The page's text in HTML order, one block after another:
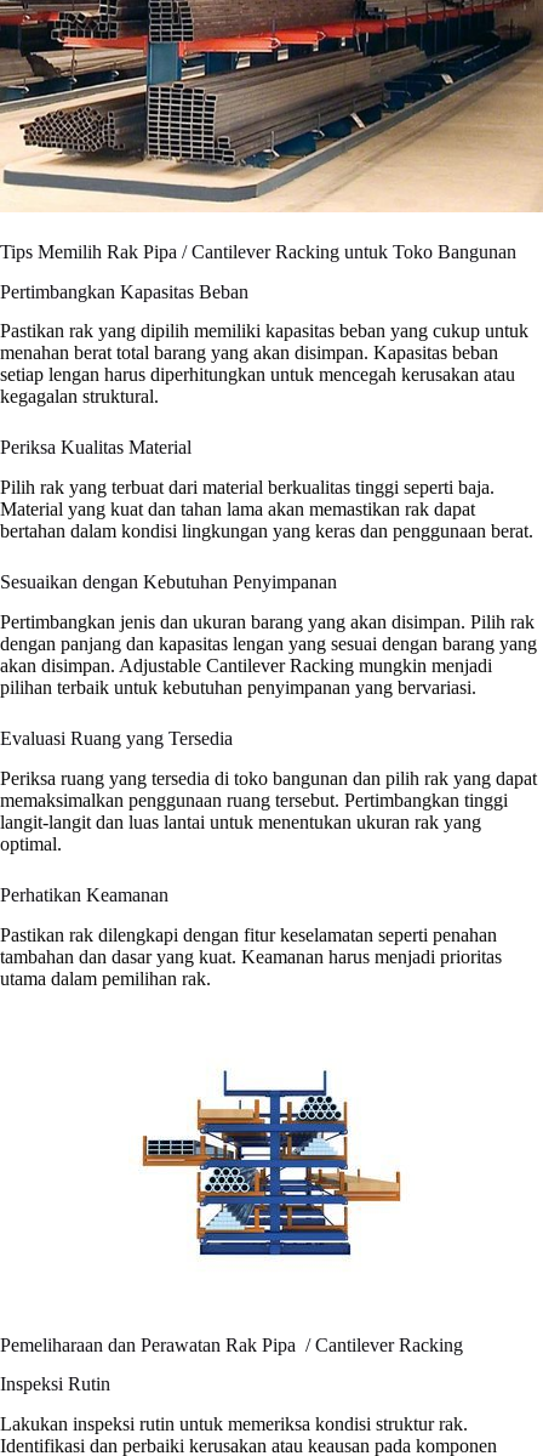
Tips Memilih Rak Pipa / Cantilever Racking untuk Toko Bangunan
Pertimbangkan Kapasitas Beban
Pastikan rak yang dipilih memiliki kapasitas beban yang cukup untuk
menahan berat total barang yang akan disimpan. Kapasitas beban
setiap lengan harus diperhitungkan untuk mencegah kerusakan atau
kegagalan struktural.
Periksa Kualitas Material
Pilih rak yang terbuat dari material berkualitas tinggi seperti baja.
Material yang kuat dan tahan lama akan memastikan rak dapat
bertahan dalam kondisi lingkungan yang keras dan penggunaan berat.
Sesuaikan dengan Kebutuhan Penyimpanan
Pertimbangkan jenis dan ukuran barang yang akan disimpan. Pilih rak
dengan panjang dan kapasitas lengan yang sesuai dengan barang yang
akan disimpan. Adjustable Cantilever Racking mungkin menjadi
pilihan terbaik untuk kebutuhan penyimpanan yang bervariasi.
Evaluasi Ruang yang Tersedia
Periksa ruang yang tersedia di toko bangunan dan pilih rak yang dapat
memaksimalkan penggunaan ruang tersebut. Pertimbangkan tinggi
langit-langit dan luas lantai untuk menentukan ukuran rak yang
optimal.
Perhatikan Keamanan
Pastikan rak dilengkapi dengan fitur keselamatan seperti penahan
tambahan dan dasar yang kuat. Keamanan harus menjadi prioritas
utama dalam pemilihan rak.
Pemeliharaan dan Perawatan Rak Pipa / Cantilever Racking
Inspeksi Rutin
Lakukan inspeksi rutin untuk memeriksa kondisi struktur rak.
Identifikasi dan perbaiki kerusakan atau keausan pada komponen